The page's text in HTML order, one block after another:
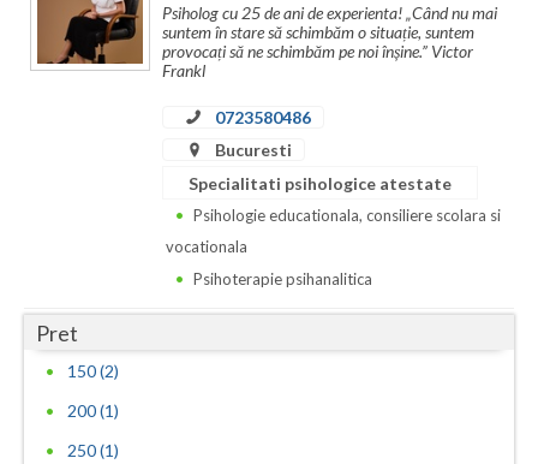
Vaslui
Vrancea
Psiholog cu 25 de ani de experienta! „Când nu mai
suntem în stare să schimbăm o situație, suntem
provocați să ne schimbăm pe noi înșine.” Victor
Frankl
0723580486
Bucuresti
Specialitati psihologice atestate
Psihologie educationala, consiliere scolara si
vocationala
Psihoterapie psihanalitica
Pret
150 (2)
200 (1)
250 (1)